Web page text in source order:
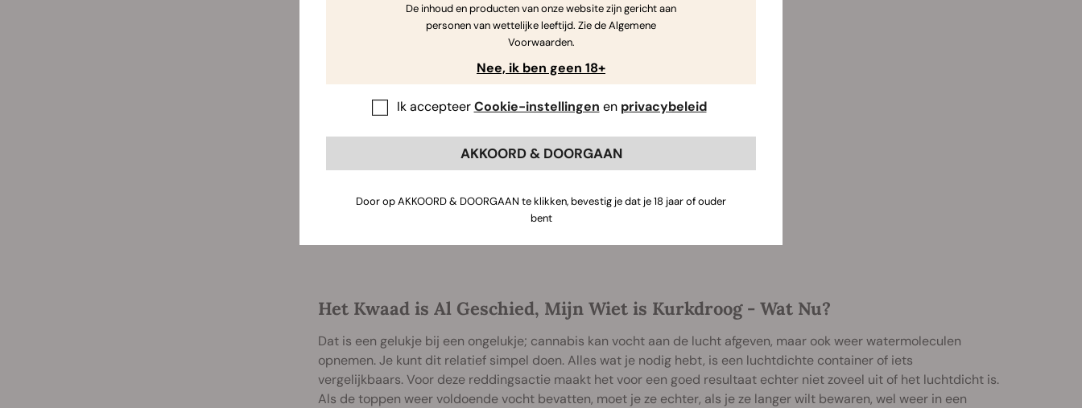
Vochtregelaars
Koop Vochtregelaars
Het Kwaad is Al Geschied, Mijn Wiet is Kurkdroog - Wat Nu?
Dat is een gelukje bij een ongelukje; cannabis kan vocht aan de lucht afgeven, maar ook weer watermoleculen
opnemen. Je kunt dit relatief simpel doen. Alles wat je nodig hebt, is een luchtdichte container of iets
vergelijkbaars. Voor deze reddingsactie maakt het voor een goed resultaat echter niet zoveel uit of het luchtdicht is.
Als de toppen weer voldoende vocht bevatten, moet je ze echter, als je ze langer wilt bewaren, wel weer in een
De inhoud en producten van onze website zijn gericht aan
personen van wettelijke leeftijd. Zie de Algemene
Voorwaarden.
Nee, ik ben geen 18+
Ik accepteerCookie-instellingen en privacybeleid
AKKOORD & DOORGAAN
Door op AKKOORD & DOORGAAN te klikken, bevestig je dat je 18 jaar of ouder
bent